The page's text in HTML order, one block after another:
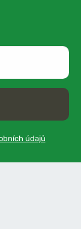
údajů